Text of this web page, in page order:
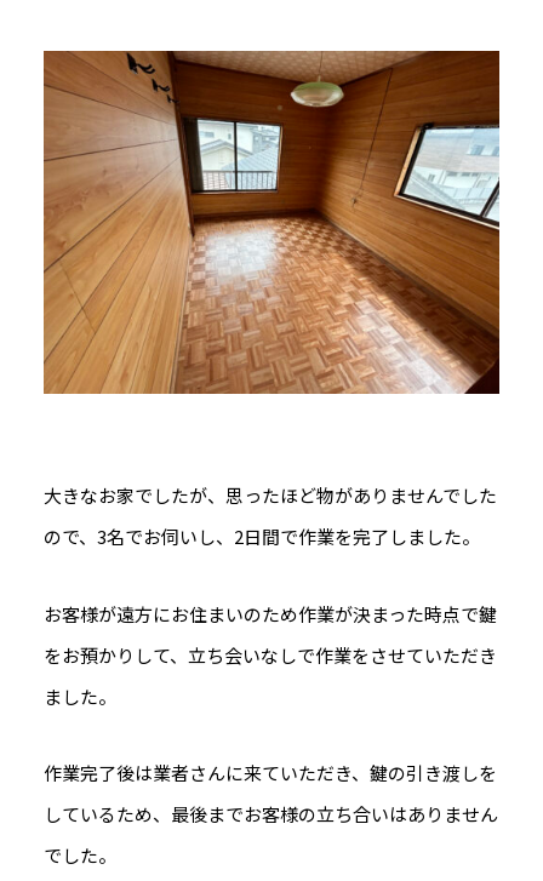
大きなお家でしたが、思ったほど物がありませんでした
ので、3名でお伺いし、2日間で作業を完了しました。
お客様が遠方にお住まいのため作業が決まった時点で鍵
をお預かりして、立ち会いなしで作業をさせていただき
ました。
作業完了後は業者さんに来ていただき、鍵の引き渡しを
しているため、最後までお客様の立ち合いはありません
でした。